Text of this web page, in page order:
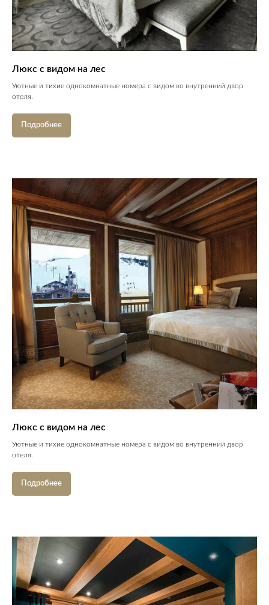
Люкс с видом на лес
Уютные и тихие однокомнатные номера с видом во внутренний двор
отеля.
Подробнее
Люкс с видом на лес
Уютные и тихие однокомнатные номера с видом во внутренний двор
отеля.
Подробнее